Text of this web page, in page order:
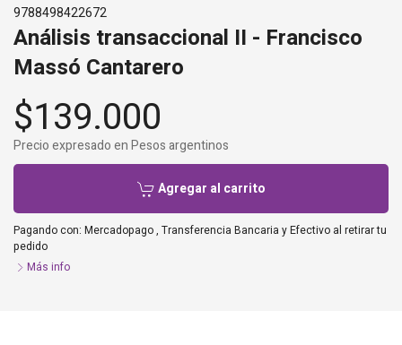
9788498422672
Análisis transaccional II - Francisco
Massó Cantarero
$139.000
Precio expresado en Pesos argentinos
Agregar al carrito
Pagando con: Mercadopago, Transferencia Bancaria yEfectivo al retirar tu
pedido
Más info